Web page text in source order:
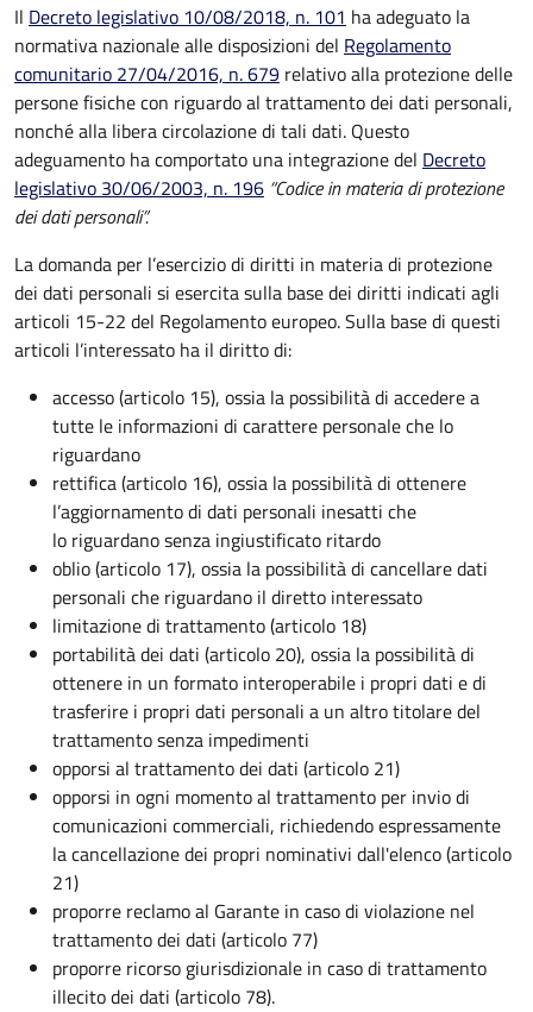
Il Decreto legislativo 10/08/2018, n. 101 ha adeguato la
normativa nazionale alle disposizioni del Regolamento
comunitario 27/04/2016, n. 679 relativo alla protezione delle
persone fisiche con riguardo al trattamento dei dati personali,
nonché alla libera circolazione di tali dati. Questo
adeguamento ha comportato una integrazione del Decreto
legislativo 30/06/2003, n. 196 “Codice in materia di protezione
dei dati personali”.
La domanda per l’esercizio di diritti in materia di protezione
dei dati personali si esercita sulla base dei diritti indicati agli
articoli 15-22 del Regolamento europeo. Sulla base di questi
articoli l’interessato ha il diritto di:
accesso (articolo 15), ossia la possibilità di accedere a
tutte le informazioni di carattere personale che lo
riguardano
rettifica (articolo 16), ossia la possibilità di ottenere
l’aggiornamento di dati personali inesatti che
lo riguardano senza ingiustificato ritardo
oblio (articolo 17), ossia la possibilità di cancellare dati
personali che riguardano il diretto interessato
limitazione di trattamento (articolo 18)
portabilità dei dati (articolo 20), ossia la possibilità di
ottenere in un formato interoperabile i propri dati e di
trasferire i propri dati personali a un altro titolare del
trattamento senza impedimenti
opporsi al trattamento dei dati (articolo 21)
opporsi in ogni momento al trattamento per invio di
comunicazioni commerciali, richiedendo espressamente
la cancellazione dei propri nominativi dall'elenco (articolo
21)
proporre reclamo al Garante in caso di violazione nel
trattamento dei dati (articolo 77)
proporre ricorso giurisdizionale in caso di trattamento
illecito dei dati (articolo 78).